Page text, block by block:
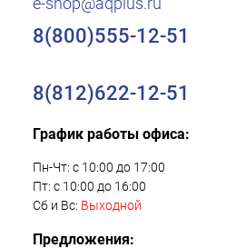
8(800)555-12-51
8(812)622-12-51
График работы офиса:
Пн-Чт: с 10:00 до 17:00
Пт: с 10:00 до 16:00
Сб и Вс: Выходной
Предложения: